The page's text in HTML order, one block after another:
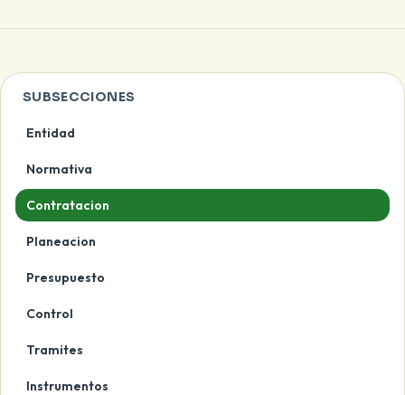
SUBSECCIONES
Entidad
Normativa
Contratacion
Planeacion
Presupuesto
Control
Tramites
Instrumentos